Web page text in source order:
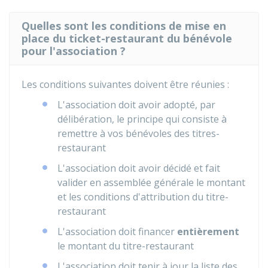
Quelles sont les conditions de mise en
place du ticket-restaurant du bénévole
pour l'association ?
Les conditions suivantes doivent être réunies :
L'association doit avoir adopté, par
délibération, le principe qui consiste à
remettre à vos bénévoles des titres-
restaurant
L'association doit avoir décidé et fait
valider en assemblée générale le montant
et les conditions d'attribution du titre-
restaurant
L'association doit financer entièrement
le montant du titre-restaurant